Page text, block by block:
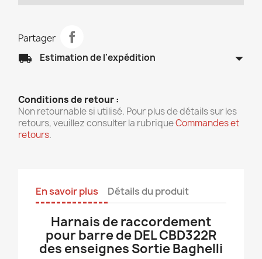
Partager
local_shipping Estimation de l'expédition arrow_drop_down
Conditions de retour :
Non retournable si utilisé. Pour plus de détails sur les
retours, veuillez consulter la rubriqueCommandes et
retours.
En savoir plus Détails du produit
Harnais de raccordement
pour barre de DEL CBD322R
des enseignes Sortie Baghelli